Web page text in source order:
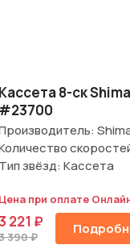
Кассета 8-ск
#23700
Тип звёзд: Кассета
Цена при оплате
221 ₽
390 ₽